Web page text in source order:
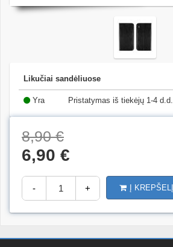
Likučiai sandėliuose
Yra Pristatymas iš tiekėjų 1-4 d.d.
8,90 €
6,90 €
- + Į KREPŠELĮ